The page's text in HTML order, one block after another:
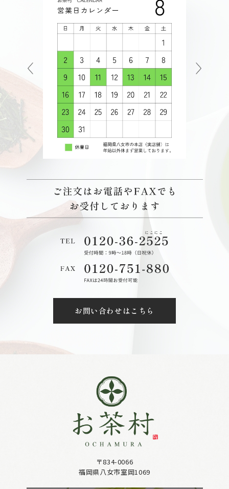
お問い合わせはこちら
〒834-0066
福岡県八女市室岡1069